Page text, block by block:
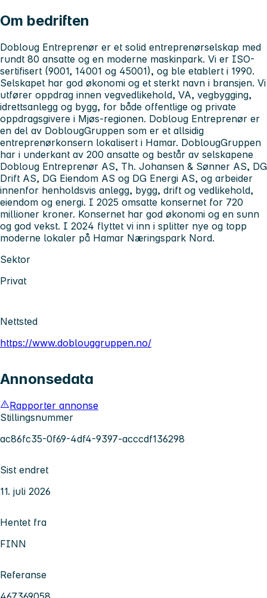
Om bedriften
Dobloug Entreprenør er et solid entreprenørselskap med
rundt 80 ansatte og en moderne maskinpark. Vi er ISO-
sertifisert (9001, 14001 og 45001), og ble etablert i 1990.
Selskapet har god økonomi og et sterkt navn i bransjen. Vi
utfører oppdrag innen vegvedlikehold, VA, vegbygging,
idrettsanlegg og bygg, for både offentlige og private
oppdragsgivere i Mjøs-regionen. Dobloug Entreprenør er
en del av DoblougGruppen som er et allsidig
entreprenørkonsern lokalisert i Hamar. DoblougGruppen
har i underkant av 200 ansatte og består av selskapene
Dobloug Entreprenør AS, Th. Johansen & Sønner AS, DG
Drift AS, DG Eiendom AS og DG Energi AS, og arbeider
innenfor henholdsvis anlegg, bygg, drift og vedlikehold,
eiendom og energi. I 2025 omsatte konsernet for 720
millioner kroner. Konsernet har god økonomi og en sunn
og god vekst. I 2024 flyttet vi inn i splitter nye og topp
moderne lokaler på Hamar Næringspark Nord.
Sektor
Privat
Nettsted
https://www.doblouggruppen.no/
Annonsedata
Rapporter annonse
Stillingsnummer
ac86fc35-0f69-4df4-9397-acccdf136298
Sist endret
11. juli 2026
Hentet fra
FINN
Referanse